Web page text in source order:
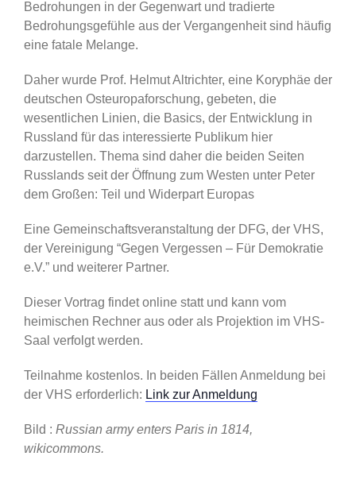
Bedrohungen in der Gegenwart und tradierte
Bedrohungsgefühle aus der Vergangenheit sind häufig
eine fatale Melange.
Daher wurde Prof. Helmut Altrichter, eine Koryphäe der
deutschen Osteuropaforschung, gebeten, die
wesentlichen Linien, die Basics, der Entwicklung in
Russland für das interessierte Publikum hier
darzustellen. Thema sind daher die beiden Seiten
Russlands seit der Öffnung zum Westen unter Peter
dem Großen: Teil und Widerpart Europas
Eine Gemeinschaftsveranstaltung der DFG, der VHS,
der Vereinigung “Gegen Vergessen – Für Demokratie
e.V.” und weiterer Partner.
Dieser Vortrag findet online statt und kann vom
heimischen Rechner aus oder als Projektion im VHS-
Saal verfolgt werden.
Teilnahme kostenlos. In beiden Fällen Anmeldung bei
der VHS erforderlich: Link zur Anmeldung
Bild : Russian army enters Paris in 1814,
wikicommons.